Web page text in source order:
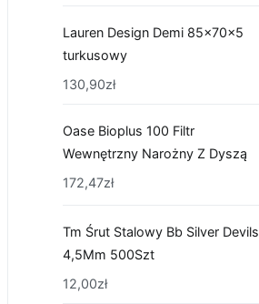
Lauren Design Demi 85x70x5
turkusowy
130,90zł
Oase Bioplus 100 Filtr
Wewnętrzny Narożny Z Dyszą
172,47zł
Tm Śrut Stalowy Bb Silver Devils
4,5Mm 500Szt
12,00zł